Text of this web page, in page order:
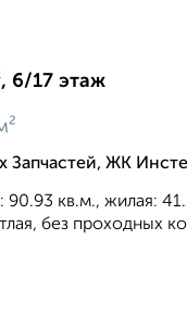
6/17 этаж
Запчастей, ЖК
кв.м., жилая:
без проходных